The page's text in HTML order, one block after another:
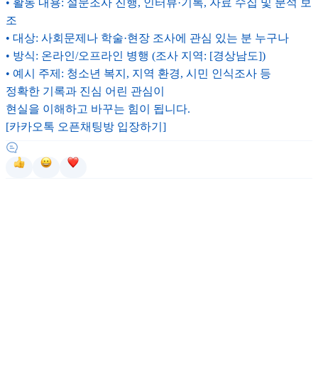
• 활동 내용: 설문조사 진행, 인터뷰·기록, 자료 수집 및 분석 보
조
• 대상: 사회문제나 학술·현장 조사에 관심 있는 분 누구나
• 방식: 온라인/오프라인 병행 (조사 지역: [경상남도])
• 예시 주제: 청소년 복지, 지역 환경, 시민 인식조사 등
정확한 기록과 진심 어린 관심이
현실을 이해하고 바꾸는 힘이 됩니다.
[카카오톡 오픈채팅방 입장하기]